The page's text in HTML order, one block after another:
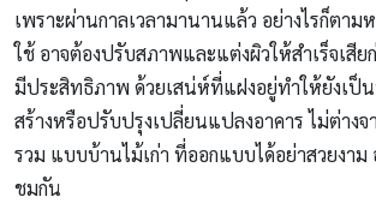
เพราะผ่านกาลเวลามานานแล้ว อย่างไรก็ตาม
ใช้ อาจต้องปรับสภาพและแต่งผิวให้สำเร็จเสีย
มีประสิทธิภาพ ด้วยเสน่ห์ที่แฝงอยู่ทำให้ยังเป็
สร้างหรือปรับปรุงเปลี่ยนแปลงอาคาร ไม่ต่างจ
รวม แบบบ้านไม้เก่า ที่ออกแบบได้อย่าสวยงา
ชมกัน